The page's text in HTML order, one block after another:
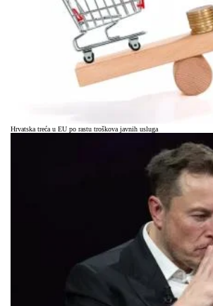
Hrvatska treća u EU po rastu troškova javnih usluga